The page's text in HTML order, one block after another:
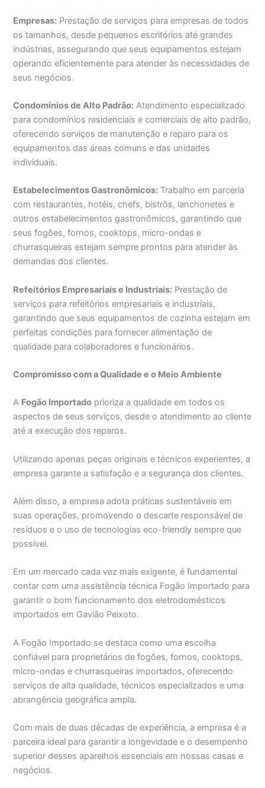
Empresas: Prestação de serviços para empresas de todos
os tamanhos, desde pequenos escritórios até grandes
indústrias, assegurando que seus equipamentos estejam
operando eficientemente para atender às necessidades de
seus negócios.
Condomínios de Alto Padrão: Atendimento especializado
para condomínios residenciais e comerciais de alto padrão,
oferecendo serviços de manutenção e reparo para os
equipamentos das áreas comuns e das unidades
individuais.
Estabelecimentos Gastronômicos: Trabalho em parceria
com restaurantes, hotéis, chefs, bistrôs, lanchonetes e
outros estabelecimentos gastronômicos, garantindo que
seus fogões, fornos, cooktops, micro-ondas e
churrasqueiras estejam sempre prontos para atender às
demandas dos clientes.
Refeitórios Empresariais e Industriais: Prestação de
serviços para refeitórios empresariais e industriais,
garantindo que seus equipamentos de cozinha estejam em
perfeitas condições para fornecer alimentação de
qualidade para colaboradores e funcionários.
Compromisso com a Qualidade e o Meio Ambiente
A Fogão Importado prioriza a qualidade em todos os
aspectos de seus serviços, desde o atendimento ao cliente
até a execução dos reparos.
Utilizando apenas peças originais e técnicos experientes, a
empresa garante a satisfação e a segurança dos clientes.
Além disso, a empresa adota práticas sustentáveis em
suas operações, promovendo o descarte responsável de
resíduos e o uso de tecnologias eco-friendly sempre que
possível.
Em um mercado cada vez mais exigente, é fundamental
contar com uma assistência técnica Fogão Importado para
garantir o bom funcionamento dos eletrodomésticos
importados em Gavião Peixoto.
A Fogão Importado se destaca como uma escolha
confiável para proprietários de fogões, fornos, cooktops,
micro-ondas e churrasqueiras importados, oferecendo
serviços de alta qualidade, técnicos especializados e uma
abrangência geográfica ampla.
Com mais de duas décadas de experiência, a empresa é a
parceira ideal para garantir a longevidade e o desempenho
superior desses aparelhos essenciais em nossas casas e
negócios.